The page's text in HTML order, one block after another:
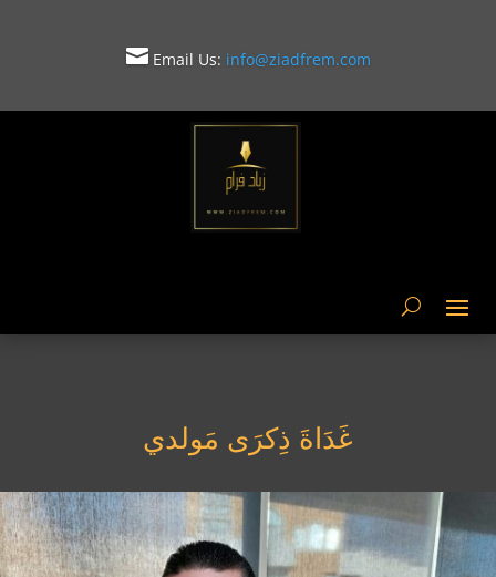
Email Us: info@ziadfrem.com

غَدَاةَ ذِكرَى مَولدي